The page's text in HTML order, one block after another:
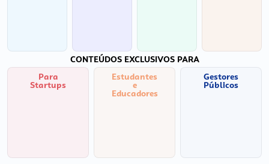
CONTEÚDOS EXCLUSIVOS PARA
Para
Startups
Estudantes
e
Educadores
Gestores
Públicos